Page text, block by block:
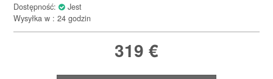
Dostępność:
Jest
Wysyłka w : 24 godzin
319 €